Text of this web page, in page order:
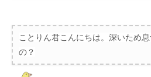
ことりん君こんにちは。深いため
の？